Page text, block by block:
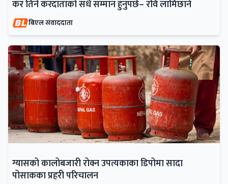
कर तिर्ने करदाताको सधैं सम्मान हुनुपर्छ– रवि लामिछाने
बिएल संवाददाता
ग्यासको कालोबजारी रोक्न उपत्यकाका डिपोमा सादा
पोसाकका प्रहरी परिचालन